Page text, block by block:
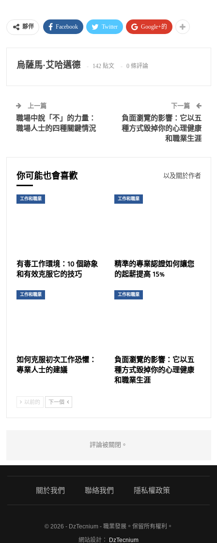
夥伴 Facebook Twitter Google+的
烏薩馬·艾哈邁德 142 貼文 0 條評論
上一篇
職場中說「不」的力量：
職場人士的四種關鍵情況
下一篇
負面瀏覽的影響：它以五
種方式毀掉你的心理健康
和職業生涯
你可能也會喜歡 以及關於作者
工作和職業
有毒工作環境：10 個跡象
和有效克服它的技巧
工作和職業
精準的專業認證如何讓您
的起薪提高 15%
工作和職業
如何克服初次工作恐懼：
專業人士的建議
工作和職業
負面瀏覽的影響：它以五
種方式毀掉你的心理健康
和職業生涯
以前的 下一個
評論被關閉。
關於我們 聯絡我們 隱私權政策
© 2026 - DzTecnium - 職業發展。保留所有權利。
網站設計： DzTecnium